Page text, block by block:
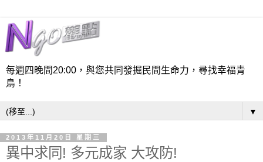
每週四晚間20:00，與您共同發掘民間生命力，尋找幸福青
鳥！
▼
2013年11月20日 星期三
異中求同! 多元成家 大攻防!